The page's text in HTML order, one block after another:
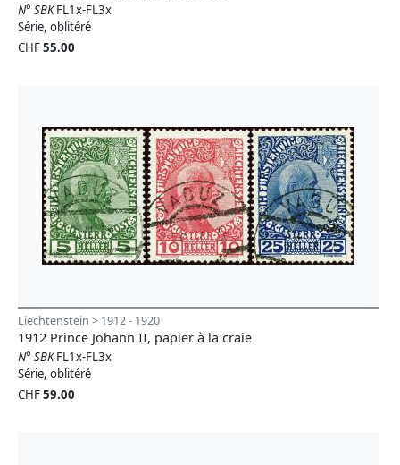
N° SBKFL1x-FL3x
Série, oblitéré
CHF55.00
Liechtenstein > 1912 - 1920
1912 Prince Johann II, papier à la craie
N° SBKFL1x-FL3x
Série, oblitéré
CHF59.00